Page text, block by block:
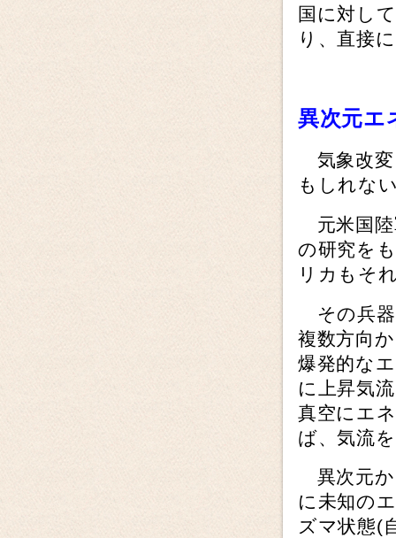
国に対し
り、直接
異次元エ
気象改変
もしれな
元米国陸
の研究を
リカもそ
その兵器
複数方向
爆発的な
に上昇気
真空にエ
ば、気流
異次元か
に未知の
ズマ状態(